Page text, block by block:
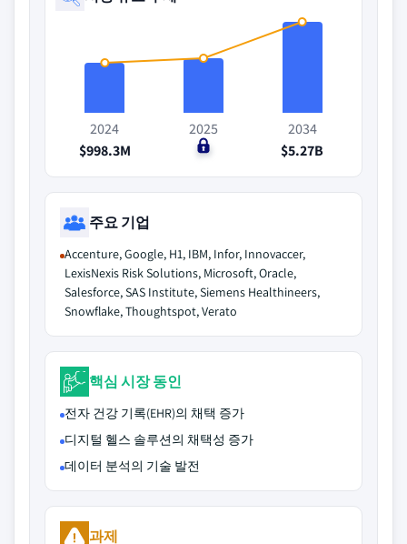
2024
$998.3M
2025
$0
2034
$5.27B
주요 기업
Accenture, Google, H1, IBM, Infor, Innovaccer,
LexisNexis Risk Solutions, Microsoft, Oracle,
Salesforce, SAS Institute, Siemens Healthineers,
Snowflake, Thoughtspot, Verato
핵심 시장 동인
전자 건강 기록(EHR)의 채택 증가
디지털 헬스 솔루션의 채택성 증가
데이터 분석의 기술 발전
과제